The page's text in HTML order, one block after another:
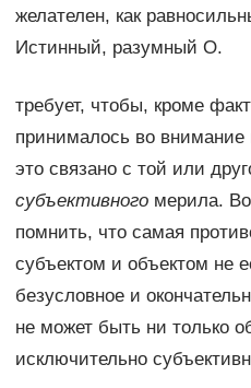
желателен, как
Истинный, разумный О.
требует, чтобы, кроме
принималось во внимание
это связано с той или
субъективногомерила. Во
помнить, что самая
субъектом и объектом не
безусловное и
не может быть ни только
исключительно